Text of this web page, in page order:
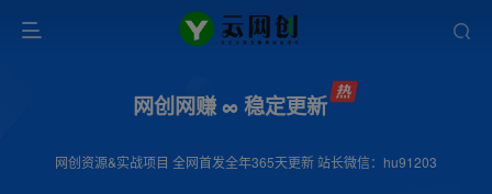
网创网赚 ∞ 稳定更新
网创资源&实战项目 全网首发全年365天更新 站长微信：hu91203